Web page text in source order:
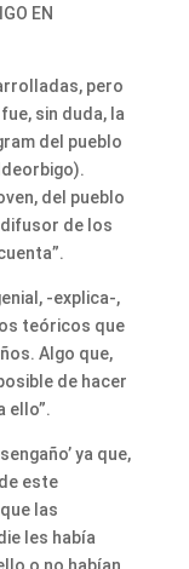
EN
pero
sin duda, la
del pueblo
del pueblo
de los
-explica-,
teóricos que
Algo que,
de hacer
ello”.
ya que,
este
las
les había